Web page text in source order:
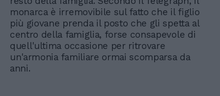
monarca è irremovibile sul fatto che il figlio
più giovane prenda il posto che gli spetta al
centro della famiglia, forse consapevole di
quell'ultima occasione per ritrovare
un'armonia familiare ormai scomparsa da
anni.